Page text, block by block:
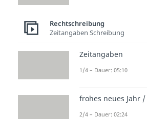
Rechtschreibung
Zeitangaben Schreibung
Zeitangaben
1/4 – Dauer: 05:10
frohes neues Jahr
2/4 – Dauer: 02:24